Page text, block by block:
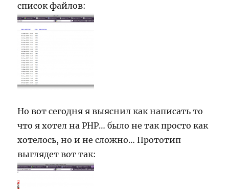
список файлов:
Но вот сегодня я выяснил как написать то
что я хотел на PHP… было не так просто как
хотелось, но и не сложно… Прототип
выглядет вот так: